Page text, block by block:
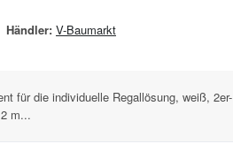
Händler: V-Baumarkt
für die individuelle Regallösung, weiß, 2er-
m...